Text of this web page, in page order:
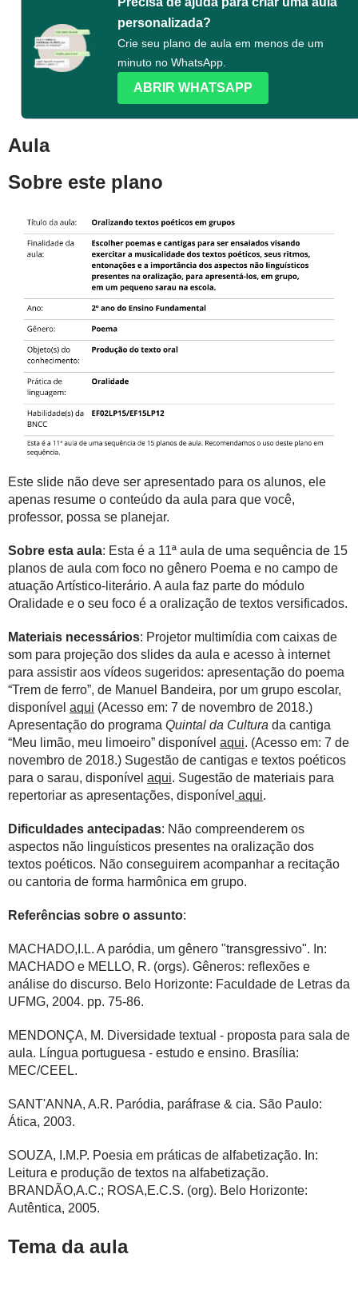
personalizada?
Crie seu plano de aula em menos de um
minuto no WhatsApp.
ABRIR WHATSAPP
Aula
Sobre este plano
Este slide não deve ser apresentado para os alunos, ele
apenas resume o conteúdo da aula para que você,
professor, possa se planejar.
Sobre esta aula: Esta é a 11ª aula de uma sequência de 15
planos de aula com foco no gênero Poema e no campo de
atuação Artístico-literário. A aula faz parte do módulo
Oralidade e o seu foco é a oralização de textos versificados.
Materiais necessários: Projetor multimídia com caixas de
som para projeção dos slides da aula e acesso à internet
para assistir aos vídeos sugeridos: apresentação do poema
“Trem de ferro”, de Manuel Bandeira, por um grupo escolar,
disponível aqui (Acesso em: 7 de novembro de 2018.)
Apresentação do programa Quintal da Cultura da cantiga
“Meu limão, meu limoeiro” disponível aqui. (Acesso em: 7 de
novembro de 2018.) Sugestão de cantigas e textos poéticos
para o sarau, disponível aqui. Sugestão de materiais para
repertoriar as apresentações, disponível aqui.
Dificuldades antecipadas: Não compreenderem os
aspectos não linguísticos presentes na oralização dos
textos poéticos. Não conseguirem acompanhar a recitação
ou cantoria de forma harmônica em grupo.
Referências sobre o assunto:
MACHADO,I.L. A paródia, um gênero "transgressivo". In:
MACHADO e MELLO, R. (orgs). Gêneros: reflexões e
análise do discurso. Belo Horizonte: Faculdade de Letras da
UFMG, 2004. pp. 75-86.
MENDONÇA, M. Diversidade textual - proposta para sala de
aula. Língua portuguesa - estudo e ensino. Brasília:
MEC/CEEL.
SANT'ANNA, A.R. Paródia, paráfrase & cia. São Paulo:
Ática, 2003.
SOUZA, I.M.P. Poesia em práticas de alfabetização. In:
Leitura e produção de textos na alfabetização.
BRANDÃO,A.C.; ROSA,E.C.S. (org). Belo Horizonte:
Autêntica, 2005.
Tema da aula